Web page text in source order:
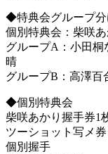
◆特典会グループ分
個別特典会：柴咲あ
グループA：小田桐
晴
グループB：高澤百
◆個別特典会
柴咲あかり握手券1
ツーショット写メ
個別握手